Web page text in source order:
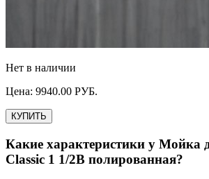
Нет в наличии
Цена: 9940.00 РУБ.
КУПИТЬ
Какие характеристики у Мойка
Classic 1 1/2B полированная?